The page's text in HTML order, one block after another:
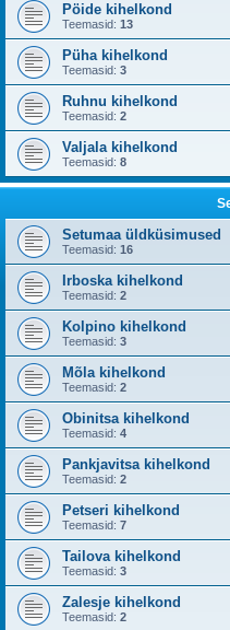
Pöide kihelkond
Teemasid: 13
Püha kihelkond
Teemasid: 3
Ruhnu kihelkond
Teemasid: 2
Valjala kihelkond
Teemasid: 8
Setumaa üldküsimused
Teemasid: 16
Irboska kihelkond
Teemasid: 2
Kolpino kihelkond
Teemasid: 3
Mõla kihelkond
Teemasid: 2
Obinitsa kihelkond
Teemasid: 4
Pankjavitsa kihelkond
Teemasid: 2
Petseri kihelkond
Teemasid: 7
Tailova kihelkond
Teemasid: 3
Zalesje kihelkond
Teemasid: 2